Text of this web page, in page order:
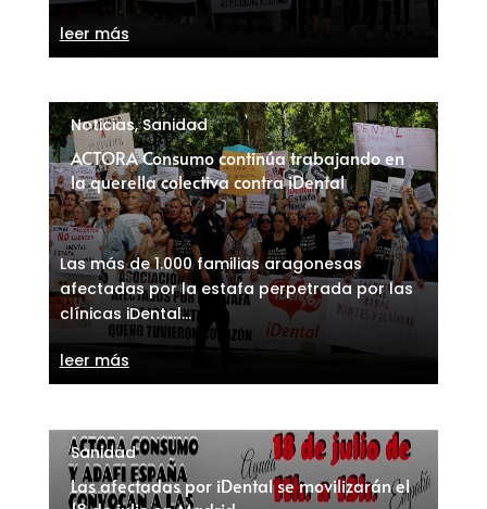
leer más
ACTORA Consumo continúa trabajando en
la querella colectiva contra iDental
Noticias,Sanidad
Las más de 1.000 familias aragonesas
afectadas por la estafa perpetrada por las
clínicas iDental...
leer más
Las afectadas por iDental se movilizarán el
Sanidad